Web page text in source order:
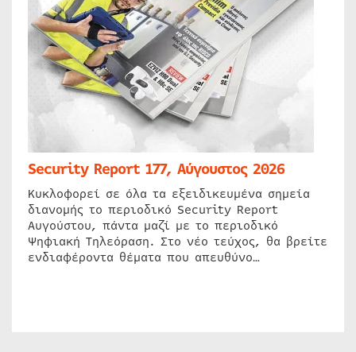
Security Report 177, Αύγουστος 2026
Κυκλοφορεί σε όλα τα εξειδικευμένα σημεία
διανομής το περιοδικό Security Report
Αυγούστου, πάντα μαζί με το περιοδικό
Ψηφιακή Τηλεόραση. Στο νέο τεύχος, θα βρείτε
ενδιαφέροντα θέματα που απευθύνο…